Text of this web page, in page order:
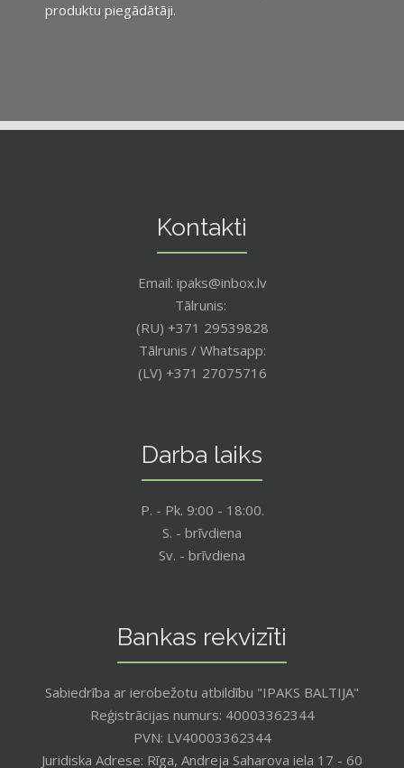
produktu piegādātāji.
Kontakti
Email: ipaks@inbox.lv
Tālrunis:
(RU) +371 29539828
Tālrunis / Whatsapp:
(LV) +371 27075716
Darba laiks
P. - Pk. 9:00 - 18:00.
S. - brīvdiena
Sv. - brīvdiena
Bankas rekvizīti
Sabiedrība ar ierobežotu atbildību "IPAKS BALTIJA"
Reģistrācijas numurs: 40003362344
PVN: LV40003362344
Juridiska Adrese: Rīga, Andreja Saharova iela 17 - 60